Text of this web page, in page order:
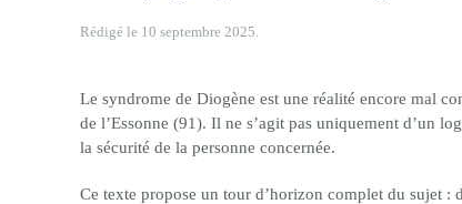
Rédigé le 10 septembre 2025.
Le syndrome de Diogène est une réalité encore mal
de l’Essonne (91). Il ne s’agit pas uniquement d’un
la sécurité de la personne concernée.
Ce texte propose un tour d’horizon complet du sujet :